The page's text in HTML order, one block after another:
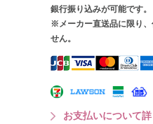
銀行振り込みが可能です。
※メーカー直送品に限り、
せん。
お支払いについて